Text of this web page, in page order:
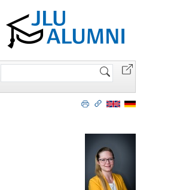
Website